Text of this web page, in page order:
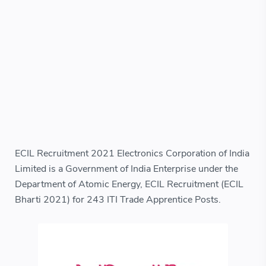
ECIL Recruitment 2021 Electronics Corporation of India
Limited is a Government of India Enterprise under the
Department of Atomic Energy, ECIL Recruitment (ECIL
Bharti 2021) for 243 ITI Trade Apprentice Posts.